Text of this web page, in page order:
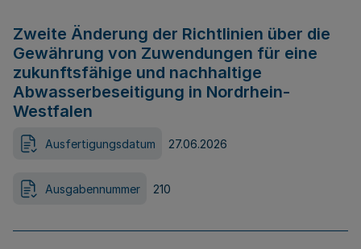
Zweite Änderung der Richtlinien über die
Gewährung von Zuwendungen für eine
zukunftsfähige und nachhaltige
Abwasserbeseitigung in Nordrhein-
Westfalen
Ausfertigungsdatum 27.06.2026
Ausgabennummer 210